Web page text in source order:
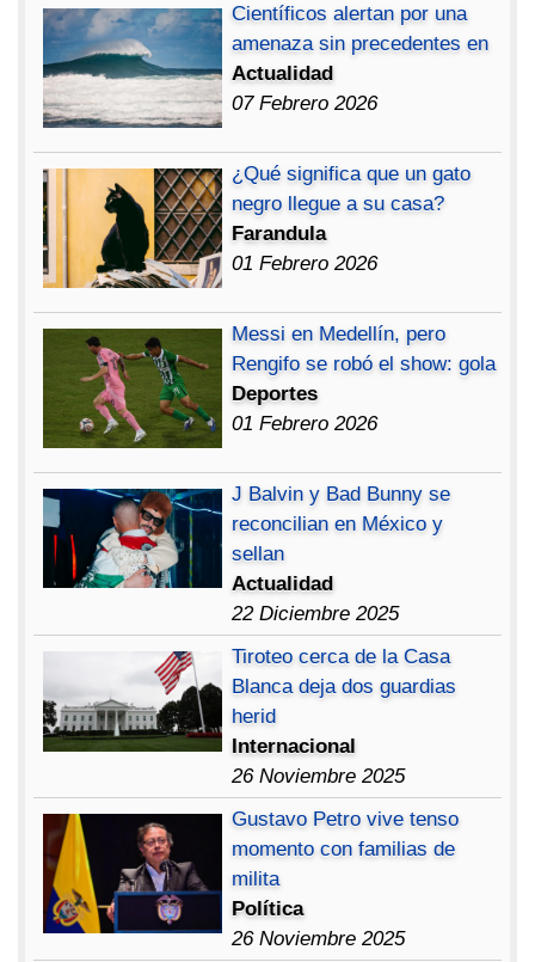
Científicos alertan por una
amenaza sin precedentes en
Actualidad
07 Febrero 2026
¿Qué significa que un gato
negro llegue a su casa?
Farandula
01 Febrero 2026
Messi en Medellín, pero
Rengifo se robó el show: gola
Deportes
01 Febrero 2026
J Balvin y Bad Bunny se
reconcilian en México y
sellan
Actualidad
22 Diciembre 2025
Tiroteo cerca de la Casa
Blanca deja dos guardias
herid
Internacional
26 Noviembre 2025
Gustavo Petro vive tenso
momento con familias de
milita
Política
26 Noviembre 2025